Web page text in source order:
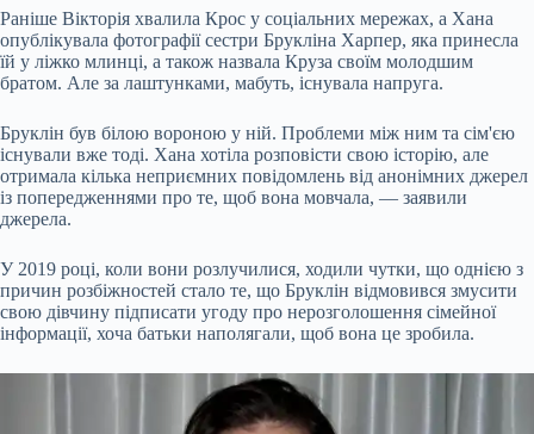
Раніше Вікторія хвалила Крос у соціальних мережах, а Хана
опублікувала фотографії сестри Брукліна Харпер, яка принесла
їй у ліжко млинці, а також назвала Круза своїм молодшим
братом. Але за лаштунками, мабуть, існувала напруга.
Бруклін був білою вороною у ній. Проблеми між ним та сім'єю
існували вже тоді. Хана хотіла розповісти свою історію, але
отримала кілька неприємних повідомлень від анонімних джерел
із попередженнями про те, щоб вона мовчала, — заявили
джерела.
У 2019 році, коли вони розлучилися, ходили чутки, що однією з
причин розбіжностей стало те, що Бруклін відмовився змусити
свою дівчину підписати угоду про нерозголошення сімейної
інформації, хоча батьки наполягали, щоб вона це зробила.